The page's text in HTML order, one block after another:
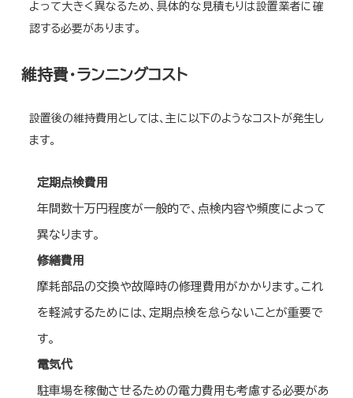
よって大きく異なるため、具体的な見積もりは設置業者に確
認する必要があります。
維持費・ランニングコスト
設置後の維持費用としては、主に以下のようなコストが発生し
ます。
定期点検費用
年間数十万円程度が一般的で、点検内容や頻度によって
異なります。
修繕費用
摩耗部品の交換や故障時の修理費用がかかります。これ
を軽減するためには、定期点検を怠らないことが重要で
す。
電気代
駐車場を稼働させるための電力費用も考慮する必要があ